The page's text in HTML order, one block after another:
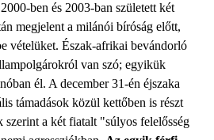
ben és 2003-ban született két
megjelent a milánói bíróság előtt,
vételüket. Észak-afrikai bevándorló
van szó; egyikük
él. A december 31-én éjszaka
támadások közül kettőben is részt
szerint a két fiatalt "súlyos felelősség